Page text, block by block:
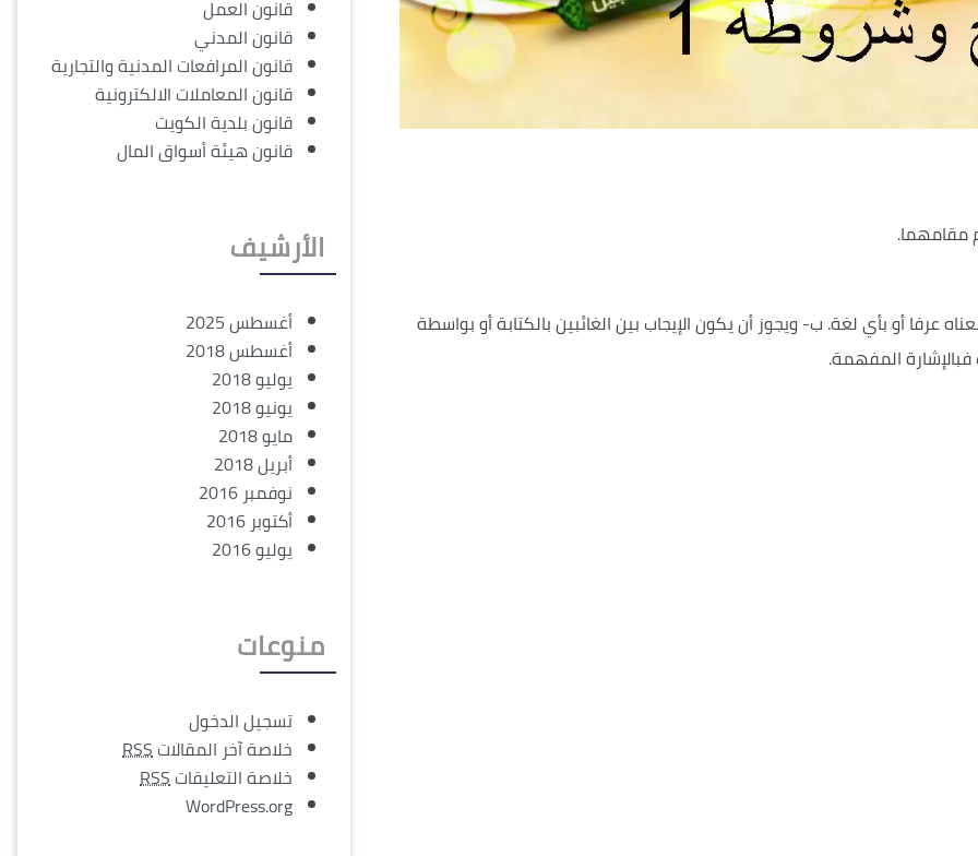
مقامهما.
عرفا أو بأي لغة. ب- ويجوز أن يكون الإيجاب بين الغائبين بالكتابة أو بواسطة
المفهمة.
قانون العمل
قانون المدني
قانون المرافعات المدنية والتجارية
قانون المعاملات الالكترونية
قانون بلدية الكويت
قانون هيئة أسواق المال
الأرشيف
أغسطس 2025
أغسطس 2018
يوليو 2018
يونيو 2018
مايو 2018
أبريل 2018
نوفمبر 2016
أكتوبر 2016
يوليو 2016
منوعات
تسجيل الدخول
خلاصة آخر المقالاتRSS
خلاصة التعليقاتRSS
WordPress.org